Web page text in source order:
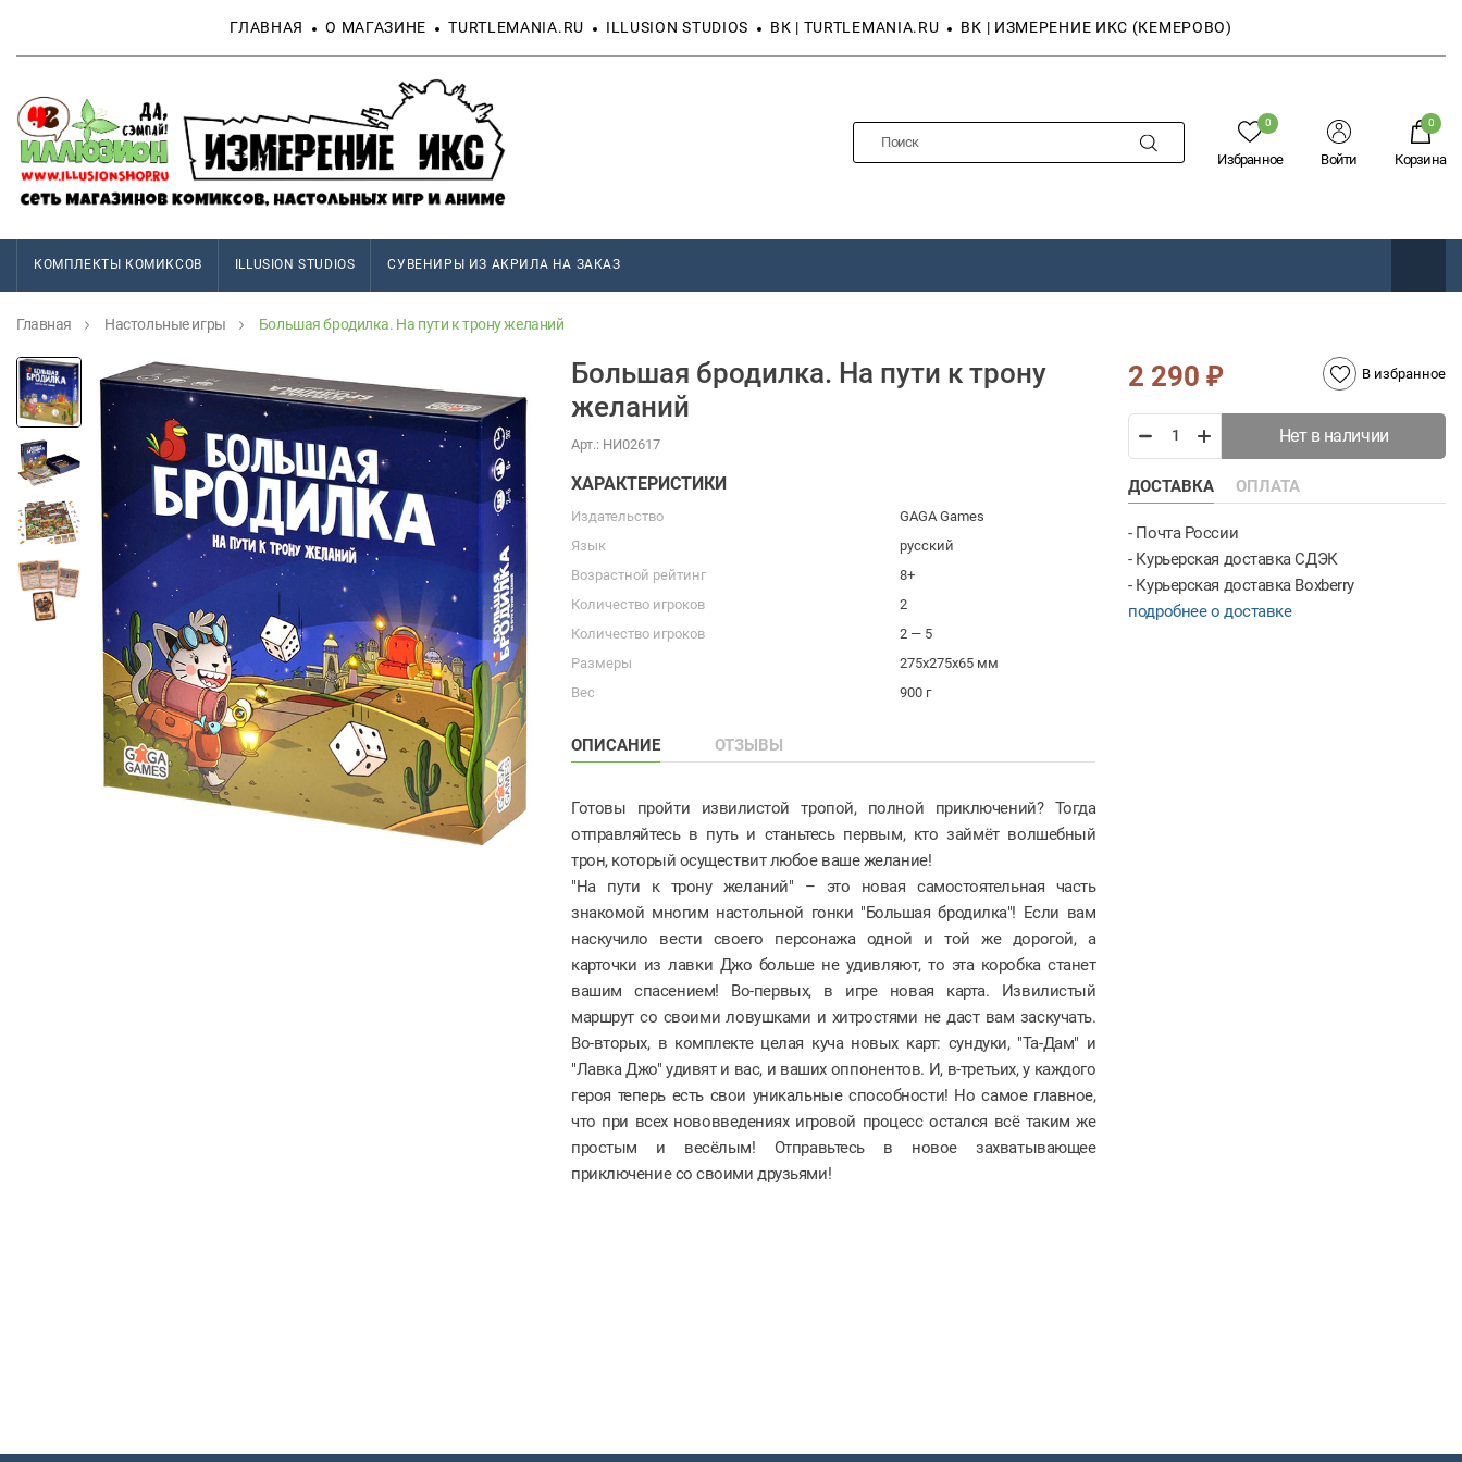
ГЛАВНАЯ О МАГАЗИНЕ TURTLEMANIA.RU ILLUSION STUDIOS ВК | TURTLEMANIA.RU ВК | ИЗМЕРЕНИЕ ИКС (КЕМЕРОВО)
Избранное
0
Войти Корзина
0
КОМПЛЕКТЫ КОМИКСОВ ILLUSION STUDIOS СУВЕНИРЫ ИЗ АКРИЛА НА ЗАКАЗ
Главная Настольные игры Большая бродилка. На пути к трону желаний
Большая бродилка. На пути к трону
желаний
Арт.: НИ02617
ХАРАКТЕРИСТИКИ
Издательство
GAGA Games
Язык
русский
Возрастной рейтинг
8+
Количество игроков
2
Количество игроков
2 — 5
Размеры
275x275x65 мм
Вес
900 г
ОПИСАНИЕ ОТЗЫВЫ
Готовы пройти извилистой тропой, полной приключений? Тогда
отправляйтесь в путь и станьтесь первым, кто займёт волшебный
трон, который осуществит любое ваше желание!
"На пути к трону желаний" – это новая самостоятельная часть
знакомой многим настольной гонки "Большая бродилка"! Если вам
наскучило вести своего персонажа одной и той же дорогой, а
карточки из лавки Джо больше не удивляют, то эта коробка станет
вашим спасением! Во-первых, в игре новая карта. Извилистый
маршрут со своими ловушками и хитростями не даст вам заскучать.
Во-вторых, в комплекте целая куча новых карт: сундуки, "Та-Дам" и
"Лавка Джо" удивят и вас, и ваших оппонентов. И, в-третьих, у каждого
героя теперь есть свои уникальные способности! Но самое главное,
что при всех нововведениях игровой процесс остался всё таким же
простым и весёлым! Отправьтесь в новое захватывающее
приключение со своими друзьями!
2 290₽ В избранное
Нет в наличии
ДОСТАВКА ОПЛАТА
- Почта России
- Курьерская доставка СДЭК
- Курьерская доставка Boxberry
подробнее о доставке